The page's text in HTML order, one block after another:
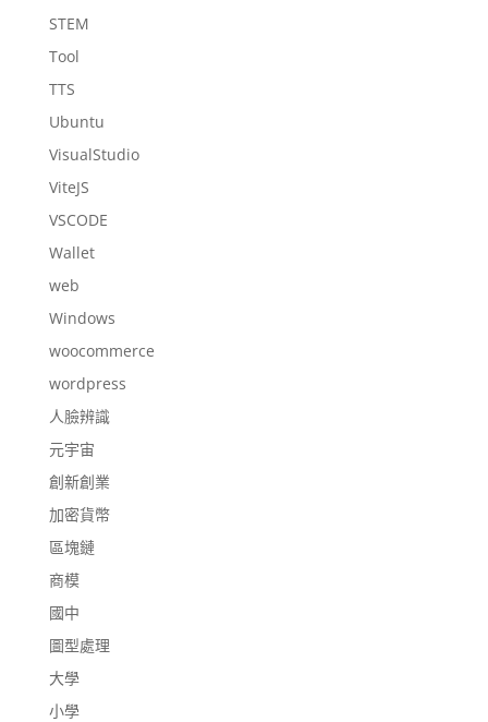
STEM
Tool
TTS
Ubuntu
VisualStudio
ViteJS
VSCODE
Wallet
web
Windows
woocommerce
wordpress
人臉辨識
元宇宙
創新創業
加密貨幣
區塊鏈
商模
國中
圖型處理
大學
小學